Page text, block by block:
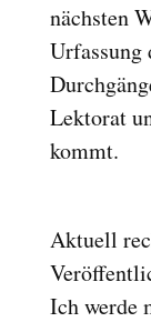
nächsten
Urfassung
Lektorat
kommt.
Aktuell
Ich werde